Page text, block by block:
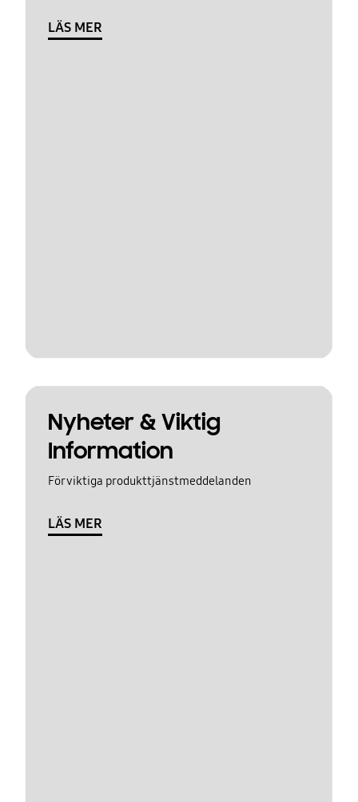
LÄS MER
Nyheter & Viktig
Information
För viktiga produkttjänstmeddelanden
LÄS MER